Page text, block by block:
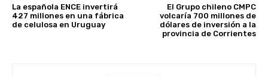
La española ENCE invertirá
427 millones en una fábrica
de celulosa en Uruguay
El Grupo chileno CMPC
volcaría 700 millones de
dólares de inversión a la
provincia de Corrientes